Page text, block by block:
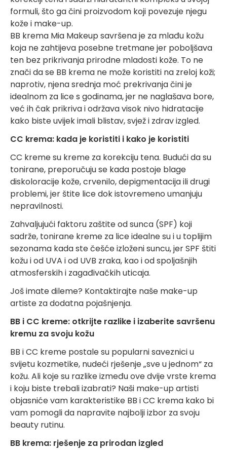
formuli, što ga čini proizvodom koji povezuje njegu
kože i make-up.
BB krema Mia Makeup savršena je za mlađu kožu
koja ne zahtijeva posebne tretmane jer poboljšava
ten bez prikrivanja prirodne mladosti kože. To ne
znači da se BB krema ne može koristiti na zreloj koži;
naprotiv, njena srednja moć prekrivanja čini je
idealnom za lice s godinama, jer ne naglašava bore,
već ih čak prikriva i održava visok nivo hidratacije
kako biste uvijek imali blistav, svjež i zdrav izgled.
CC krema: kada je koristiti i kako je koristiti
CC kreme su kreme za korekciju tena. Budući da su
tonirane, preporučuju se kada postoje blage
diskoloracije kože, crvenilo, depigmentacija ili drugi
problemi, jer štite lice dok istovremeno umanjuju
nepravilnosti.
Zahvaljujući faktoru zaštite od sunca (SPF) koji
sadrže, tonirane kreme za lice idealne su i u toplijim
sezonama kada ste češće izloženi suncu, jer SPF štiti
kožu i od UVA i od UVB zraka, kao i od spoljašnjih
atmosferskih i zagađivačkih uticaja.
Još imate dileme? Kontaktirajte naše make-up
artiste za dodatna pojašnjenja.
BB i CC kreme: otkrijte razlike i izaberite savršenu
kremu za svoju kožu
BB i CC kreme postale su popularni saveznici u
svijetu kozmetike, nudeći rješenje „sve u jednom“ za
kožu. Ali koje su razlike između ove dvije vrste krema
i koju biste trebali izabrati? Naši make-up artisti
objasniće vam karakteristike BB i CC krema kako bi
vam pomogli da napravite najbolji izbor za svoju
beauty rutinu.
BB krema: rješenje za prirodan izgled